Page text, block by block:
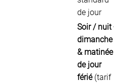
de jour
Soir / nuit
dimanche
& matinée
de jour
férié(tarif